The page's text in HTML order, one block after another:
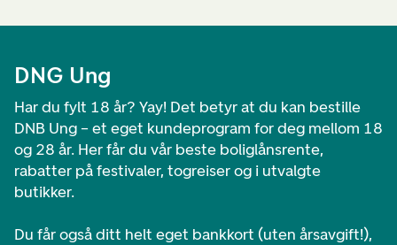
DNG Ung
Har du fylt 18 år? Yay! Det betyr at du kan bestille
DNB Ung – et eget kundeprogram for deg mellom 18
og 28 år. Her får du vår beste boliglånsrente,
rabatter på festivaler, togreiser og i utvalgte
butikker.
Du får også ditt helt eget bankkort (uten årsavgift!),